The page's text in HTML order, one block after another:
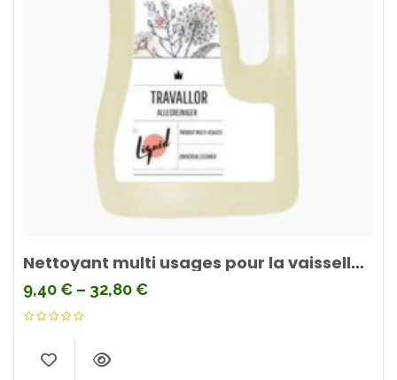
Nettoyant multi usages pour la vaisselle TRAVALLOR
9,40€ – 32,80€